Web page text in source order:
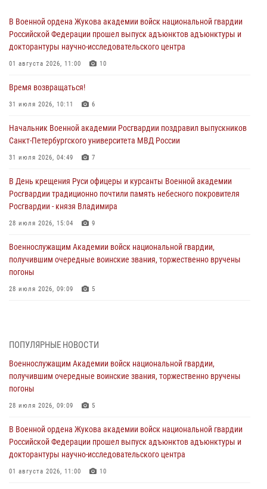
В Военной ордена Жукова академии войск национальной гвардии
Российской Федерации прошел выпуск адъюнктов адъюнктуры и
докторантуры научно-исследовательского центра
01 августа 2026, 11:00 10
Время возвращаться!
31 июля 2026, 10:11 6
Начальник Военной академии Росгвардии поздравил выпускников
Санкт-Петербургского университета МВД России
31 июля 2026, 04:49 7
В День крещения Руси офицеры и курсанты Военной академии
Росгвардии традиционно почтили память небесного покровителя
Росгвардии - князя Владимира
28 июля 2026, 15:04 9
Военнослужащим Академии войск национальной гвардии,
получившим очередные воинские звания, торжественно вручены
погоны
28 июля 2026, 09:09 5
27 июля 2026, 14:49 7
Военная академия информирует!
23 июля 2026, 04:51
Курсант Военной академии войск национальной гвардии принял
22 июля 2026, 09:41
Мастер‑класс по стрельбе: точность, тактика, профессионализм
20 июля 2026, 11:17 8
ПОПУЛЯРНЫЕ НОВОСТИ
Военнослужащим Академии войск национальной гвардии,
получившим очередные воинские звания, торжественно вручены
погоны
28 июля 2026, 09:09 5
В Военной ордена Жукова академии войск национальной гвардии
Российской Федерации прошел выпуск адъюнктов адъюнктуры и
докторантуры научно-исследовательского центра
01 августа 2026, 11:00 10